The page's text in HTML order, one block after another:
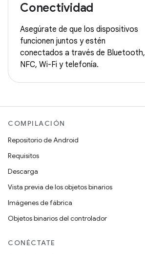
Conectividad
Asegúrate de que los dispositivos
funcionen juntos y estén
conectados a través de Bluetooth,
NFC, Wi-Fi y telefonía.
COMPILACIÓN
Repositorio de Android
Requisitos
Descarga
Vista previa de los objetos binarios
Imágenes de fábrica
Objetos binarios del controlador
CONÉCTATE